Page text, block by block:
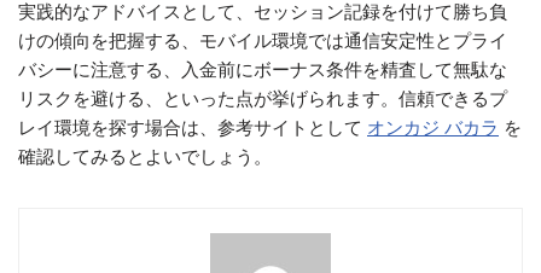
実践的なアドバイスとして、セッション記録を付けて勝ち負
けの傾向を把握する、モバイル環境では通信安定性とプライ
バシーに注意する、入金前にボーナス条件を精査して無駄な
リスクを避ける、といった点が挙げられます。信頼できるプ
レイ環境を探す場合は、参考サイトとして オンカジ バカラ を
確認してみるとよいでしょう。